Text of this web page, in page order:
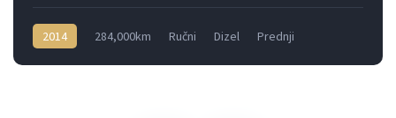
2014 284,000km Ručni Dizel Prednji